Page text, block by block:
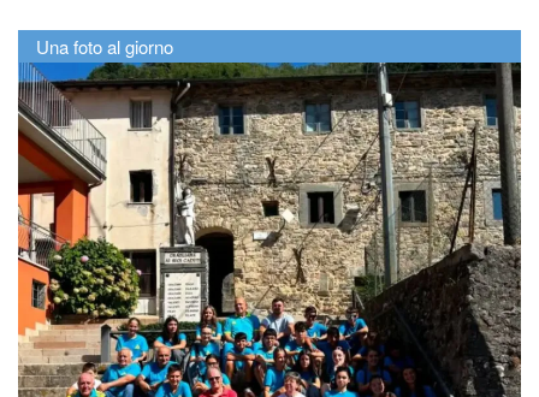
Una foto al giorno